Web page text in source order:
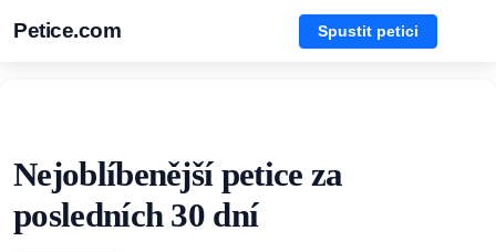
Petice.com Spustit petici
Nejoblíbenější petice za
posledních 30 dní